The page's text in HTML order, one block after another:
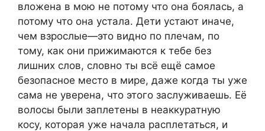
вложена в мою не потому что она боялась, а
потому что она устала. Дети устают иначе,
чем взрослые—это видно по плечам, по
тому, как они прижимаются к тебе без
лишних слов, словно ты всё ещё самое
безопасное место в мире, даже когда ты уже
сама не уверена, что этого заслуживаешь. Её
волосы были заплетены в неаккуратную
косу, которая уже начала расплетаться, и